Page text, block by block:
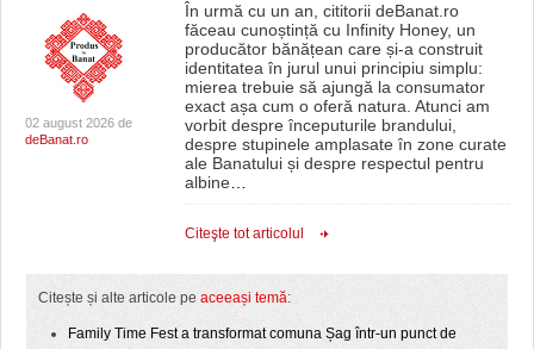
02 august 2026 de
deBanat.ro
În urmă cu un an, cititorii deBanat.ro
făceau cunoștință cu Infinity Honey, un
producător bănățean care și-a construit
identitatea în jurul unui principiu simplu:
mierea trebuie să ajungă la consumator
exact așa cum o oferă natura. Atunci am
vorbit despre începuturile brandului,
despre stupinele amplasate în zone curate
ale Banatului și despre respectul pentru
albine…
Citeşte tot articolul
Citește și alte articole pe aceeași temă:
Family Time Fest a transformat comuna Șag într-un punct de